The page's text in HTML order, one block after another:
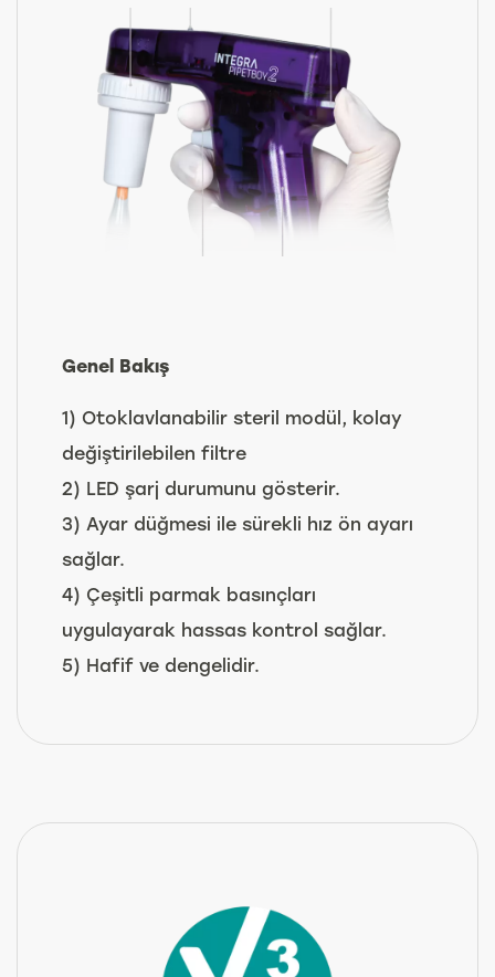
Genel Bakış
1) Otoklavlanabilir steril modül, kolay
değiştirilebilen filtre
2) LED şarj durumunu gösterir.
3) Ayar düğmesi ile sürekli hız ön ayarı
sağlar.
4) Çeşitli parmak basınçları
uygulayarak hassas kontrol sağlar.
5) Hafif ve dengelidir.